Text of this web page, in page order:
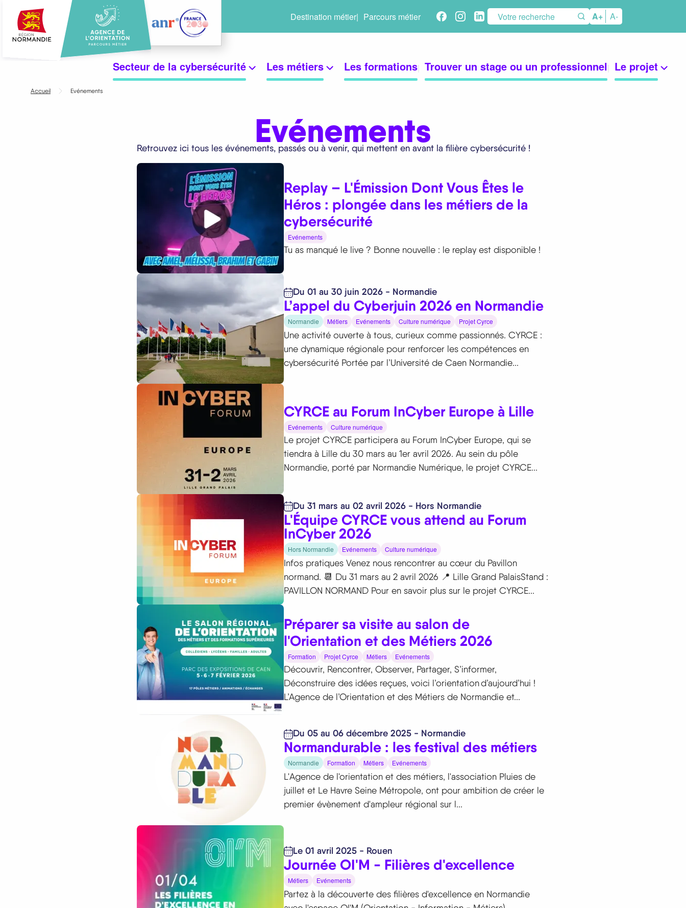
contenu
principal
Menu
Secteur de la cybersécurité Les métiers Les formations Trouver un stage ou un professionnel Le projet
Menu
Destination métier Parcours métier
Réseaux
A+ A-
Accueil Evénements
Evénements
Retrouvez ici tous les événements, passés ou à venir, qui mettent en avant la filière cybersécurité !
Replay – L'Émission Dont Vous Êtes le
Héros : plongée dans les métiers de la
cybersécurité
Evénements
Tu as manqué le live ? Bonne nouvelle : le replay est disponible !
Du 01 au 30 juin 2026 - Normandie
L’appel du Cyberjuin 2026 en Normandie
Normandie Métiers Evénements Culture numérique Projet Cyrce
Une activité ouverte à tous, curieux comme passionnés. CYRCE :
une dynamique régionale pour renforcer les compétences en
cybersécurité Portée par l’Université de Caen Normandie...
CYRCE au Forum InCyber Europe à Lille
Evénements Culture numérique
Le projet CYRCE participera au Forum InCyber Europe, qui se
tiendra à Lille du 30 mars au 1er avril 2026. Au sein du pôle
Normandie, porté par Normandie Numérique, le projet CYRCE...
Du 31 mars au 02 avril 2026 - Hors Normandie
L'Équipe CYRCE vous attend au Forum
InCyber 2026
Hors Normandie Evénements Culture numérique
Infos pratiques Venez nous rencontrer au cœur du Pavillon
normand. 📆 Du 31 mars au 2 avril 2026 📍 Lille Grand PalaisStand :
PAVILLON NORMAND Pour en savoir plus sur le projet CYRCE...
Préparer sa visite au salon de
l'Orientation et des Métiers 2026
Formation Projet Cyrce Métiers Evénements
Découvrir, Rencontrer, Observer, Partager, S’informer,
Déconstruire des idées reçues, voici l’orientation d’aujourd’hui !
L’Agence de l’Orientation et des Métiers de Normandie et...
Du 05 au 06 décembre 2025 - Normandie
Normandurable : les festival des métiers
Normandie Formation Métiers Evénements
L'Agence de l'orientation et des métiers, l'association Pluies de
juillet et Le Havre Seine Métropole, ont pour ambition de créer le
premier évènement d'ampleur régional sur l...
Le 01 avril 2025 - Rouen
Journée OI'M - Filières d'excellence
Métiers Evénements
Partez à la découverte des filières d'excellence en Normandie